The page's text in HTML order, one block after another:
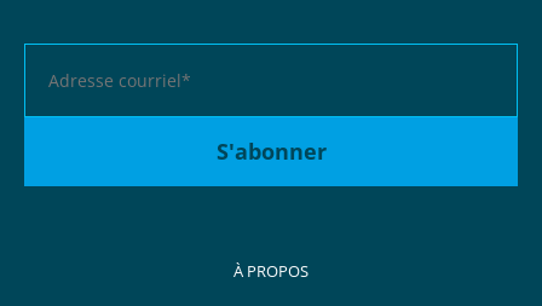
À PROPOS